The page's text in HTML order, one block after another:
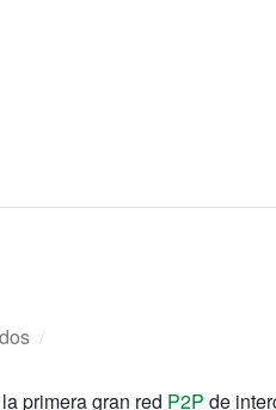
/
primera gran red P2P de